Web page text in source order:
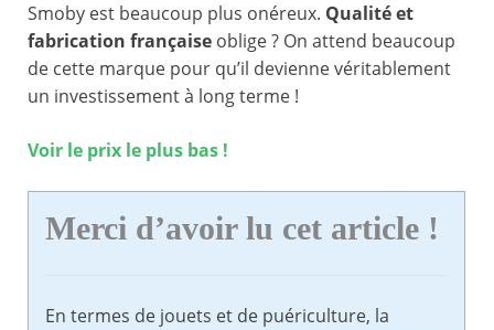
Smoby est beaucoup plus onéreux. Qualité et
fabrication française oblige ? On attend beaucoup
de cette marque pour qu’il devienne véritablement
un investissement à long terme !
Voir le prix le plus bas !
Merci d’avoir lu cet article !
En termes de jouets et de puériculture, la